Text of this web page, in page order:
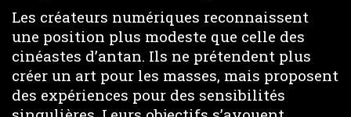
Les créateurs numériques reconnaissent
une position plus modeste que celle des
cinéastes d’antan. Ils ne prétendent plus
créer un art pour les masses, mais proposent
des expériences pour des sensibilités